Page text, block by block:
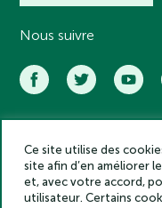
Nous suivre
Académie des
Ce site utilise des
site afin d’en améliorer
et, avec votre accord,
utilisateur. Certains